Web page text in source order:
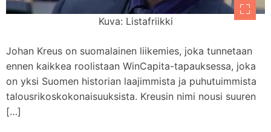
Kuva: Listafriikki
Johan Kreus on suomalainen liikemies, joka tunnetaan
ennen kaikkea roolistaan WinCapita-tapauksessa, joka
on yksi Suomen historian laajimmista ja puhutuimmista
talousrikoskokonaisuuksista. Kreusin nimi nousi suuren
[…]